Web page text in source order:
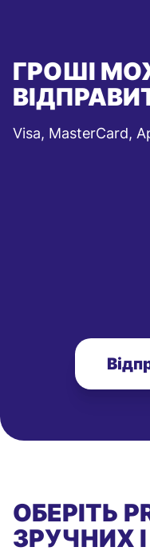
ГРОШІ
Visa, MasterCard,
ОБЕРІТЬ
ЗРУЧНИХ